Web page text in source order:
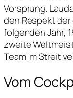
Vorsprung.
den Respekt
folgenden Jahr,
zweite
Team im Streit
Vom